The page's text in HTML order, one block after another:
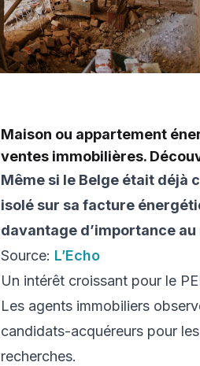
Maison ou appartement
ventes immobilières.
Même si le Belge était déjà
isolé sur sa facture
davantage d’importance
Source: L’Echo
Un intérêt croissant pour le
Les agents immobiliers
candidats-acquéreurs pour
recherches.